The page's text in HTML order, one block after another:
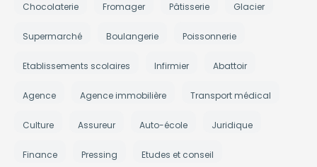
Chocolaterie Fromager Pâtisserie Glacier
Supermarché Boulangerie Poissonnerie
Etablissements scolaires Infirmier Abattoir
Agence Agence immobilière Transport médical
Culture Assureur Auto-école Juridique
Finance Pressing Etudes et conseil